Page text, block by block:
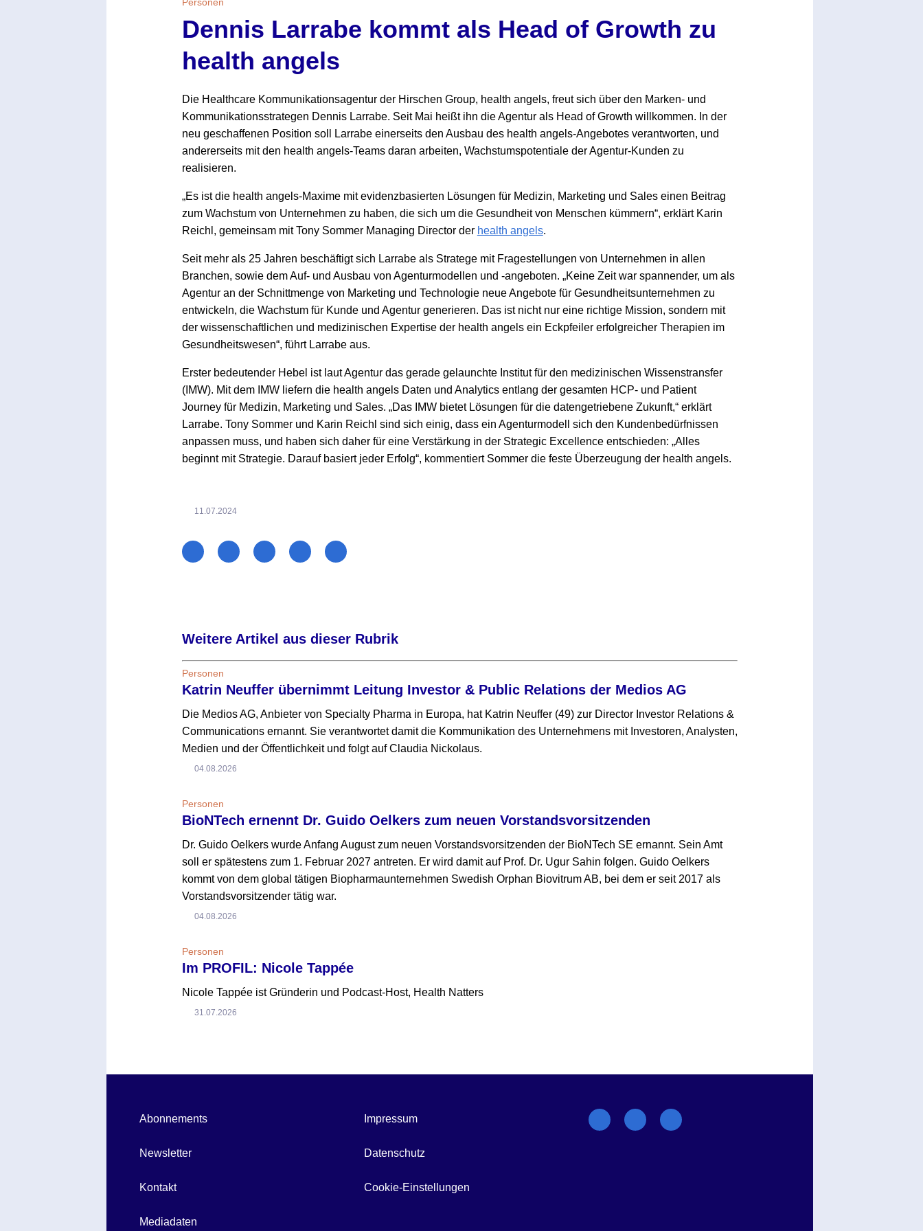
Dennis Larrabe kommt als Head of Growth zu
health angels
Die Healthcare Kommunikationsagentur der Hirschen Group, health angels, freut sich über den Marken- und
Kommunikationsstrategen Dennis Larrabe. Seit Mai heißt ihn die Agentur als Head of Growth willkommen. In der
neu geschaffenen Position soll Larrabe einerseits den Ausbau des health angels-Angebotes verantworten, und
andererseits mit den health angels-Teams daran arbeiten, Wachstumspotentiale der Agentur-Kunden zu
realisieren.
„Es ist die health angels-Maxime mit evidenzbasierten Lösungen für Medizin, Marketing und Sales einen Beitrag
zum Wachstum von Unternehmen zu haben, die sich um die Gesundheit von Menschen kümmern“, erklärt Karin
Reichl, gemeinsam mit Tony Sommer Managing Director der health angels.
Seit mehr als 25 Jahren beschäftigt sich Larrabe als Stratege mit Fragestellungen von Unternehmen in allen
Branchen, sowie dem Auf- und Ausbau von Agenturmodellen und -angeboten. „Keine Zeit war spannender, um als
Agentur an der Schnittmenge von Marketing und Technologie neue Angebote für Gesundheitsunternehmen zu
entwickeln, die Wachstum für Kunde und Agentur generieren. Das ist nicht nur eine richtige Mission, sondern mit
der wissenschaftlichen und medizinischen Expertise der health angels ein Eckpfeiler erfolgreicher Therapien im
Gesundheitswesen“, führt Larrabe aus.
Erster bedeutender Hebel ist laut Agentur das gerade gelaunchte Institut für den medizinischen Wissenstransfer
(IMW). Mit dem IMW liefern die health angels Daten und Analytics entlang der gesamten HCP- und Patient
Journey für Medizin, Marketing und Sales. „Das IMW bietet Lösungen für die datengetriebene Zukunft,“ erklärt
Larrabe. Tony Sommer und Karin Reichl sind sich einig, dass ein Agenturmodell sich den Kundenbedürfnissen
anpassen muss, und haben sich daher für eine Verstärkung in der Strategic Excellence entschieden: „Alles
beginnt mit Strategie. Darauf basiert jeder Erfolg“, kommentiert Sommer die feste Überzeugung der health angels.
11.07.2024
Weitere Artikel aus dieser Rubrik
Personen
Katrin Neuffer übernimmt Leitung Investor & Public Relations der Medios AG
Die Medios AG, Anbieter von Specialty Pharma in Europa, hat Katrin Neuffer (49) zur Director Investor Relations &
Communications ernannt. Sie verantwortet damit die Kommunikation des Unternehmens mit Investoren, Analysten,
Medien und der Öffentlichkeit und folgt auf Claudia Nickolaus.
04.08.2026
Personen
BioNTech ernennt Dr. Guido Oelkers zum neuen Vorstandsvorsitzenden
Dr. Guido Oelkers wurde Anfang August zum neuen Vorstandsvorsitzenden der BioNTech SE ernannt. Sein Amt
soll er spätestens zum 1. Februar 2027 antreten. Er wird damit auf Prof. Dr. Ugur Sahin folgen. Guido Oelkers
kommt von dem global tätigen Biopharmaunternehmen Swedish Orphan Biovitrum AB, bei dem er seit 2017 als
Vorstandsvorsitzender tätig war.
04.08.2026
Personen
Im PROFIL: Nicole Tappée
Nicole Tappée ist Gründerin und Podcast-Host, Health Natters
31.07.2026
Abonnements
Newsletter
Kontakt
Mediadaten
Impressum
Datenschutz
Cookie-Einstellungen